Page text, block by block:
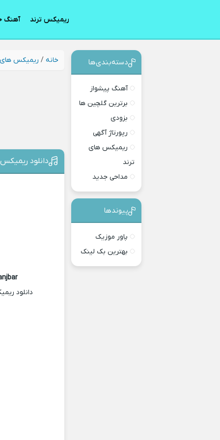
ریمیکس ترند آهنگ
خانه / ریمیکس های
دانلود
دانلود
دسته‌بندی‎‌‌ها
آهنگ پیشواز
برترین گلچین ها
بزودی
رپورتاژ آگهی
ریمیکس های
ترند
مداحی جدید
پیوندها
پاور موزیک
بهترین بک لینک